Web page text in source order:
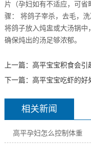
片（孕妇如有不适应，可
骤： 将鸽子宰杀，去毛，
将鸽子放入炖盅或大汤锅中
确保炖出的汤足够浓郁。
上一篇： 高平宝宝积食会引
下一篇： 高平宝宝吃虾的好
相关新闻
高平孕妇怎么控制体重